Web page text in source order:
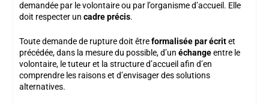
demandée par le volontaire ou par l’organisme d’accueil. Elle
doit respecter uncadre précis.
Toute demande de rupture doit êtreformalisée par écritet
précédée, dans la mesure du possible, d’unéchangeentre le
volontaire, le tuteur et la structure d’accueil afin d’en
comprendre les raisons et d’envisager des solutions
alternatives.